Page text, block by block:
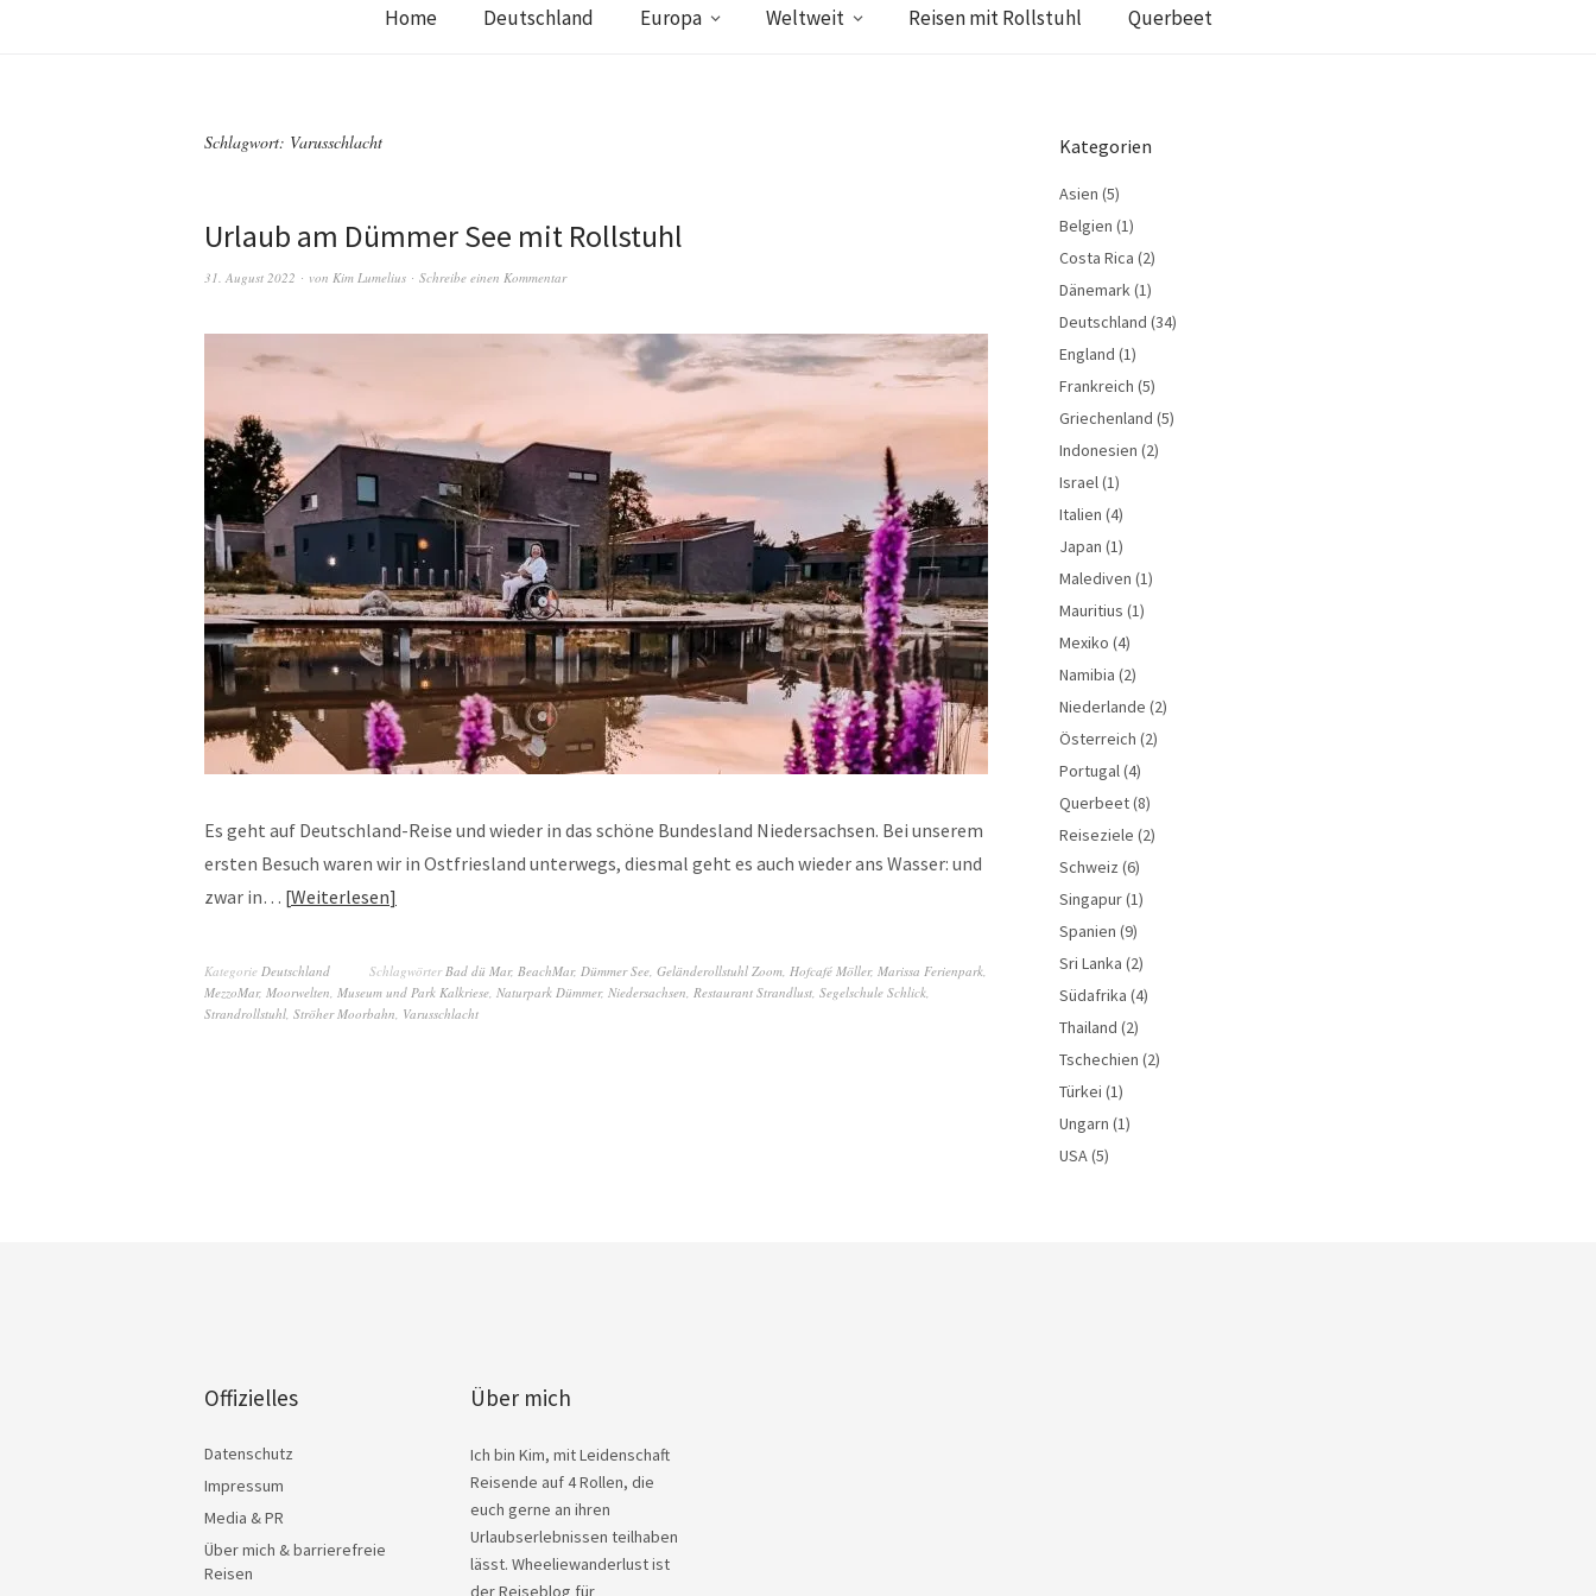
Home Deutschland Europa Weltweit Reisen mit Rollstuhl Querbeet
Schlagwort: Varusschlacht
Urlaub am Dümmer See mit Rollstuhl
31. August 2022 von Kim Lumelius Schreibe einen Kommentar
Es geht auf Deutschland-Reise und wieder in das schöne Bundesland Niedersachsen. Bei unserem
ersten Besuch waren wir in Ostfriesland unterwegs, diesmal geht es auch wieder ans Wasser: und
zwar in… Weiterlesen
Kategorie Deutschland SchlagwörterBad dü Mar, BeachMar, Dümmer See, Geländerollstuhl Zoom, Hofcafé Möller, Marissa Ferienpark,
MezzoMar, Moorwelten, Museum und Park Kalkriese, Naturpark Dümmer, Niedersachsen, Restaurant Strandlust, Segelschule Schlick,
Strandrollstuhl, Ströher Moorbahn, Varusschlacht
Kategorien
Asien (5)
Belgien (1)
Costa Rica (2)
Dänemark(1)
Deutschland (34)
England (1)
Frankreich (5)
Griechenland (5)
Indonesien (2)
Israel(1)
Italien (4)
Japan (1)
Malediven (1)
Mauritius (1)
Mexiko (4)
Namibia (2)
Niederlande (2)
Österreich (2)
Portugal(4)
Querbeet(8)
Reiseziele (2)
Schweiz (6)
Singapur(1)
Spanien (9)
Sri Lanka (2)
Südafrika (4)
Thailand (2)
Tschechien (2)
Türkei (1)
Ungarn (1)
USA(5)
Offizielles
Datenschutz
Impressum
Media & PR
Über mich & barrierefreie
Reisen
Über mich
Ich bin Kim, mit Leidenschaft
Reisende auf 4 Rollen, die
euch gerne an ihren
Urlaubserlebnissen teilhaben
lässt. Wheeliewanderlust ist
der Reiseblog für